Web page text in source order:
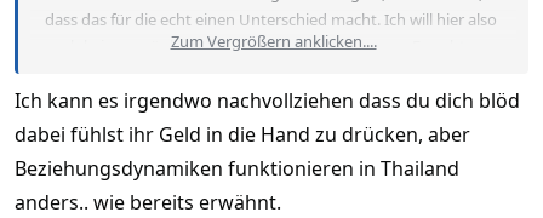
dass das für die echt einen Unterschied macht. Ich will hier also
auch keinen möglichst billigen Paysex bekommen. Es geht um
gefühlt behandelt sie mich bisher etwas schlechter als im
Dezember und zum allerersten Mal habe ich ihr Cash in die
bei 300 Baht. Jetzt sind wir dann erstmal ein paar Tage komplett
zusammen im Norden. Denke und hoffe, dass das dann alles
Zum Vergrößern anklicken....
Ich kann es irgendwo nachvollziehen dass du dich blöd
dabei fühlst ihr Geld in die Hand zu drücken, aber
Beziehungsdynamiken funktionieren in Thailand
anders.. wie bereits erwähnt.